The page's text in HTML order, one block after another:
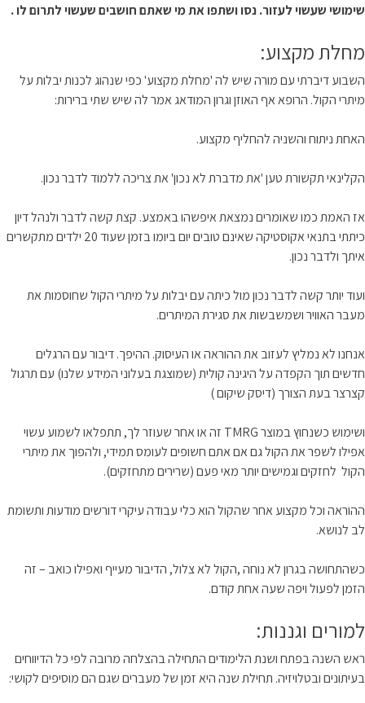
שימושי שעשוי לעזור.נסו ושתפו את מי שאתם חושבים שעשוי לתרום לו .
מחלת מקצוע:
השבוע דיברתי עם מורה שיש לה 'מחלת מקצוע' כפי שנהוג לכנות יבלות על
מיתרי הקול. הרופא אף האוזן וגרון המודאג אמר לה שיש שתי ברירות:
האחת ניתוח והשניה להחליף מקצוע.
הקלינאי תקשורת טען 'את מדברת לא נכון' את צריכה ללמוד לדבר נכון.
אז האמת כמו שאומרים נמצאת איפשהו באמצע. קצת קשה לדבר ולנהל דיון
כיתתי בתנאי אקוסטיקה שאינם טובים יום ביומו בזמן שעוד 20 ילדים מתקשרים
איתך ולדבר נכון.
ועוד יותר קשה לדבר נכון מול כיתה עם יבלות על מיתרי הקול שחוסמות את
מעבר האוויר ושמשבשות את סגירת המיתרים.
אנחנו לא נמליץ לעזוב את ההוראה או העיסוק. ההיפך. דיבור עם הרגלים
חדשים תוך הקפדה על היגינה קולית (שמוצגת בעלוני המידע שלנו) עם תרגול
קצרצר בעת הצורך (דיסק שיקום )
ושימוש כשנחוץ במוצר TMRG זה או אחר שעוזר לך, תתפלאו לשמוע עשוי
אפילו לשפר את הקול גם אם אתם חשופים לעומס תמידי, ולהפוך את מיתרי
הקול לחזקים וגמישים יותר מאי פעם (שרירים מתחזקים).
ההוראה וכל מקצוע אחר שהקול הוא כלי עבודה עיקרי דורשים מודעות ותשומת
לב לנושא.
כשהתחושה בגרון לא נוחה ,הקול לא צלול, הדיבור מעייף ואפילו כואב – זה
הזמן לפעול ויפה שעה אחת קודם.
למורים וגננות:
ראש השנה בפתח ושנת הלימודים התחילה בהצלחה מרובה לפי כל הדיווחים
בעיתונים ובטלויזיה. תחילת שנה היא זמן של מעברים שגם הם מוסיפים לקושי: